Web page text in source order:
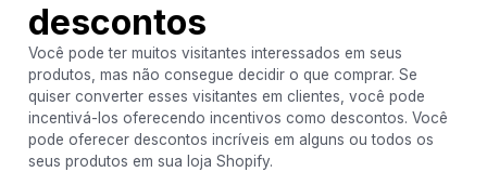
descontos
Você pode ter muitos visitantes interessados em seus
produtos, mas não consegue decidir o que comprar. Se
quiser converter esses visitantes em clientes, você pode
incentivá-los oferecendo incentivos como descontos. Você
pode oferecer descontos incríveis em alguns ou todos os
seus produtos em sua loja Shopify.